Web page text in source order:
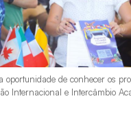
oportunidade de conhecer os
Internacional e Intercâmbio